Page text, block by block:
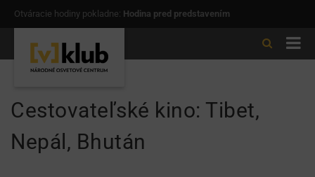
Otváracie hodiny pokladne: Hodina pred predstavením
Cestovateľské kino: Tibet,
Nepál, Bhután